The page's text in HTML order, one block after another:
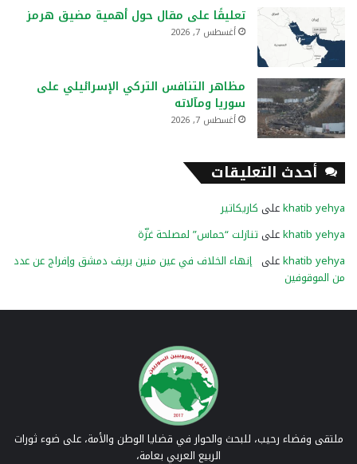
تعليقًا على مقال حول أهمية مضيق هرمز
أغسطس 7, 2026
مظاهر التنافس التركي الإسرائيلي على
سوريا ومآلاته
أغسطس 7, 2026
أحدث التعليقات
khatib yehyaعلى كاريكاتير
khatib yehyaعلى تنازلت “حماس” لمصلحة غزّة
khatib yehyaعلى إنهاء الخلاف في عين منين بريف دمشق وإفراج عن عدد
من الموقوفين
ملتقى وفضاء رحيب، للبحث والحوار في قضايا الوطن والأمة، على ضوء ثورات
الربيع العربي بعامة،